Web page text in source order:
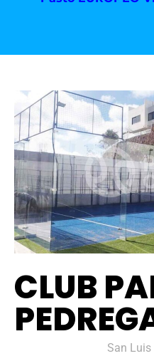
CLUB
San Luis